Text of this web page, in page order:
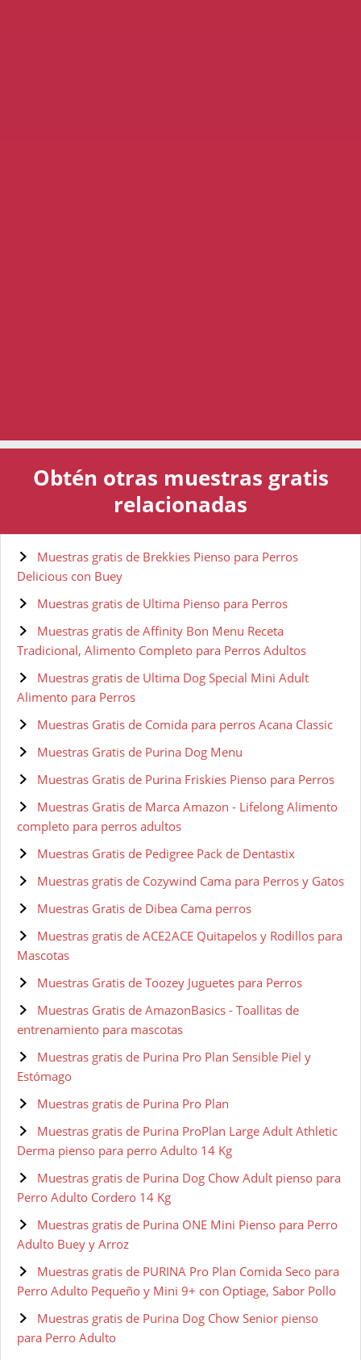
Obtén otras muestras gratis
relacionadas
Muestras gratis de Brekkies Pienso para Perros
Delicious con Buey
Muestras gratis de Ultima Pienso para Perros
Muestras gratis de Affinity Bon Menu Receta
Tradicional, Alimento Completo para Perros Adultos
Muestras gratis de Ultima Dog Special Mini Adult
Alimento para Perros
Muestras Gratis de Comida para perros Acana Classic
Muestras Gratis de Purina Dog Menu
Muestras Gratis de Purina Friskies Pienso para Perros
Muestras Gratis de Marca Amazon - Lifelong Alimento
completo para perros adultos
Muestras Gratis de Pedigree Pack de Dentastix
Muestras gratis de Cozywind Cama para Perros y Gatos
Muestras Gratis de Dibea Cama perros
Muestras gratis de ACE2ACE Quitapelos y Rodillos para
Mascotas
Muestras Gratis de Toozey Juguetes para Perros
Muestras Gratis de AmazonBasics - Toallitas de
entrenamiento para mascotas
Muestras gratis de Purina Pro Plan Sensible Piel y
Estómago
Muestras gratis de Purina Pro Plan
Muestras gratis de Purina ProPlan Large Adult Athletic
Derma pienso para perro Adulto 14 Kg
Muestras gratis de Purina Dog Chow Adult pienso para
Perro Adulto Cordero 14 Kg
Muestras gratis de Purina ONE Mini Pienso para Perro
Adulto Buey y Arroz
Muestras gratis de PURINA Pro Plan Comida Seco para
Perro Adulto Pequeño y Mini 9+ con Optiage, Sabor Pollo
Muestras gratis de Purina Dog Chow Senior pienso
para Perro Adulto